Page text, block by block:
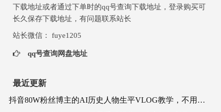
下载地址或者通过下单时的qq号查询下载地址，登录购买可
长久保存下载地址，有问题联系站长
站长微信： fuye1205
qq号查询网盘地址
最近更新
抖音80W粉丝博主的AI历史人物生平VLOG教学，不用拍摄不用露脸，AI帮你搞定，轻松解锁伙伴计划+精选收益